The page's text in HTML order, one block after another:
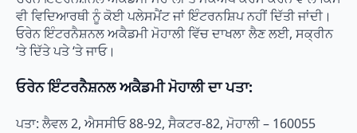
ਵੀ ਵਿਦਿਆਰਥੀ ਨੂੰ ਕੋਈ ਪਲੇਸਮੈਂਟ ਜਾਂ ਇੰਟਰਨਸ਼ਿਪ ਨਹੀਂ ਦਿੱਤੀ ਜਾਂਦੀ।
ਓਰੇਨ ਇੰਟਰਨੈਸ਼ਨਲ ਅਕੈਡਮੀ ਮੋਹਾਲੀ ਵਿੱਚ ਦਾਖਲਾ ਲੈਣ ਲਈ, ਸਕ੍ਰੀਨ
‘ਤੇ ਦਿੱਤੇ ਪਤੇ ‘ਤੇ ਜਾਓ।
ਓਰੇਨ ਇੰਟਰਨੈਸ਼ਨਲ ਅਕੈਡਮੀ ਮੋਹਾਲੀ ਦਾ ਪਤਾ:
ਪਤਾ: ਲੈਵਲ 2, ਐਸਸੀਓ 88-92, ਸੈਕਟਰ-82, ਮੋਹਾਲੀ – 160055